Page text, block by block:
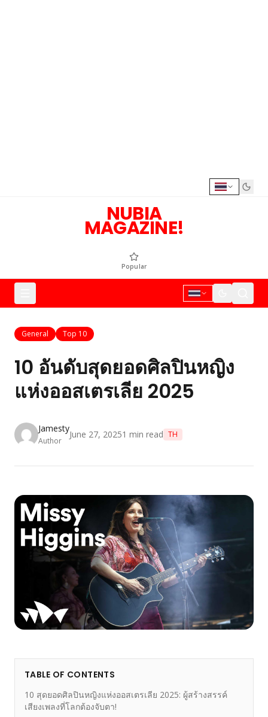
NUBIA
MAGAZINE!
Popular
General Top 10
10 อันดับสุดยอดศิลปินหญิง
แห่งออสเตรเลีย 2025
Jamesty
Author
June 27, 20251 min read TH
TABLE OF CONTENTS
10 สุดยอดศิลปินหญิงแห่งออสเตรเลีย 2025: ผู้สร้างสรรค์
เสียงเพลงที่โลกต้องจับตา!